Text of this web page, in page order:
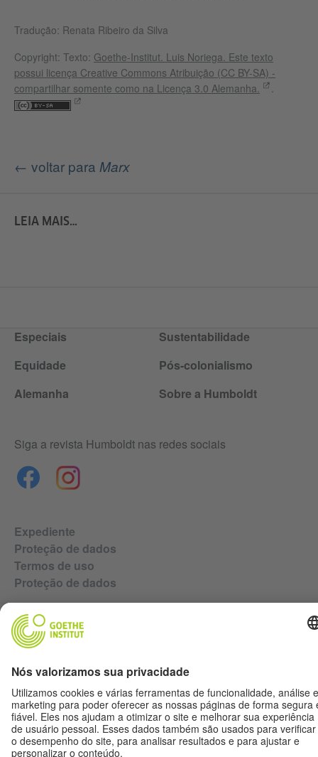
Tradução: Renata Ribeiro da Silva
Copyright: Texto: Goethe-Institut. Luis Noriega. Este texto
possui licença Creative Commons Atribuição (CC BY-SA) -
compartilhar somente como na Licença 3.0 Alemanha.
.
← voltar para Marx
LEIA MAIS…
Especiais
Sustentabilidade
Equidade
Pós-colonialismo
Alemanha
Sobre a Humboldt
Expediente
Proteção de dados
Termos de uso
Proteção de dados
Siga a revista Humboldt nas redes sociais
Zeitgeister
Gegenüber
Ruya
Jádu
#nofilter Alemanha sem filtro